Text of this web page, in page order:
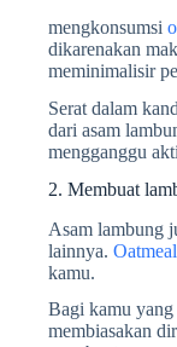
mengkonsumsi
dikarenakan
meminimalisir
Serat dalam
dari asam
mengganggu
2. Membuat
Asam lambung
lainnya. Oatmeal
kamu.
Bagi kamu yang
membiasakan